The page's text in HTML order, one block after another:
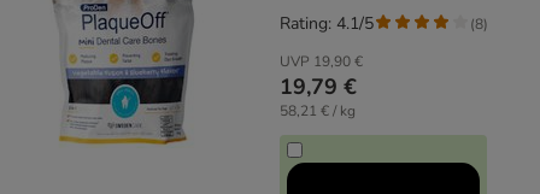
UVP 19,90 €
19,79 €
58,21 € / kg
Rating: 4.1/5 (8)